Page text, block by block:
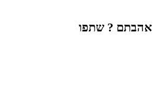
אהבתם ? שתפו